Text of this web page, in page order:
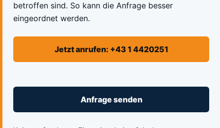
betroffen sind. So kann die Anfrage besser
eingeordnet werden.
Jetzt anrufen: +43 1 4420251
Anfrage senden